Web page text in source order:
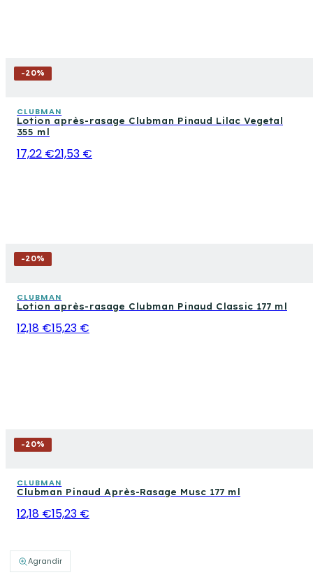
Agrandir
-20%
CLUBMAN
Lotion après-rasage Clubman Pinaud Lilac Vegetal
355 ml
17,22 €21,53 €
-20%
CLUBMAN
Lotion après-rasage Clubman Pinaud Classic 177 ml
12,18 €15,23 €
-20%
CLUBMAN
Clubman Pinaud Après-Rasage Musc 177 ml
12,18 €15,23 €